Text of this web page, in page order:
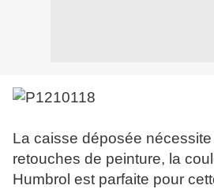
La caisse déposée
retouches de peinture, la
Humbrol est parfaite pour